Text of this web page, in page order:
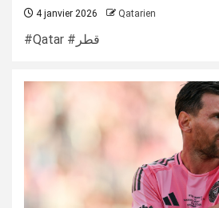
4 janvier 2026 Qatarien
#Qatar #قطر